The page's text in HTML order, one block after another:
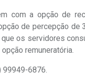
com a opção de
de percepção
os servidores
remuneratória.
6876.